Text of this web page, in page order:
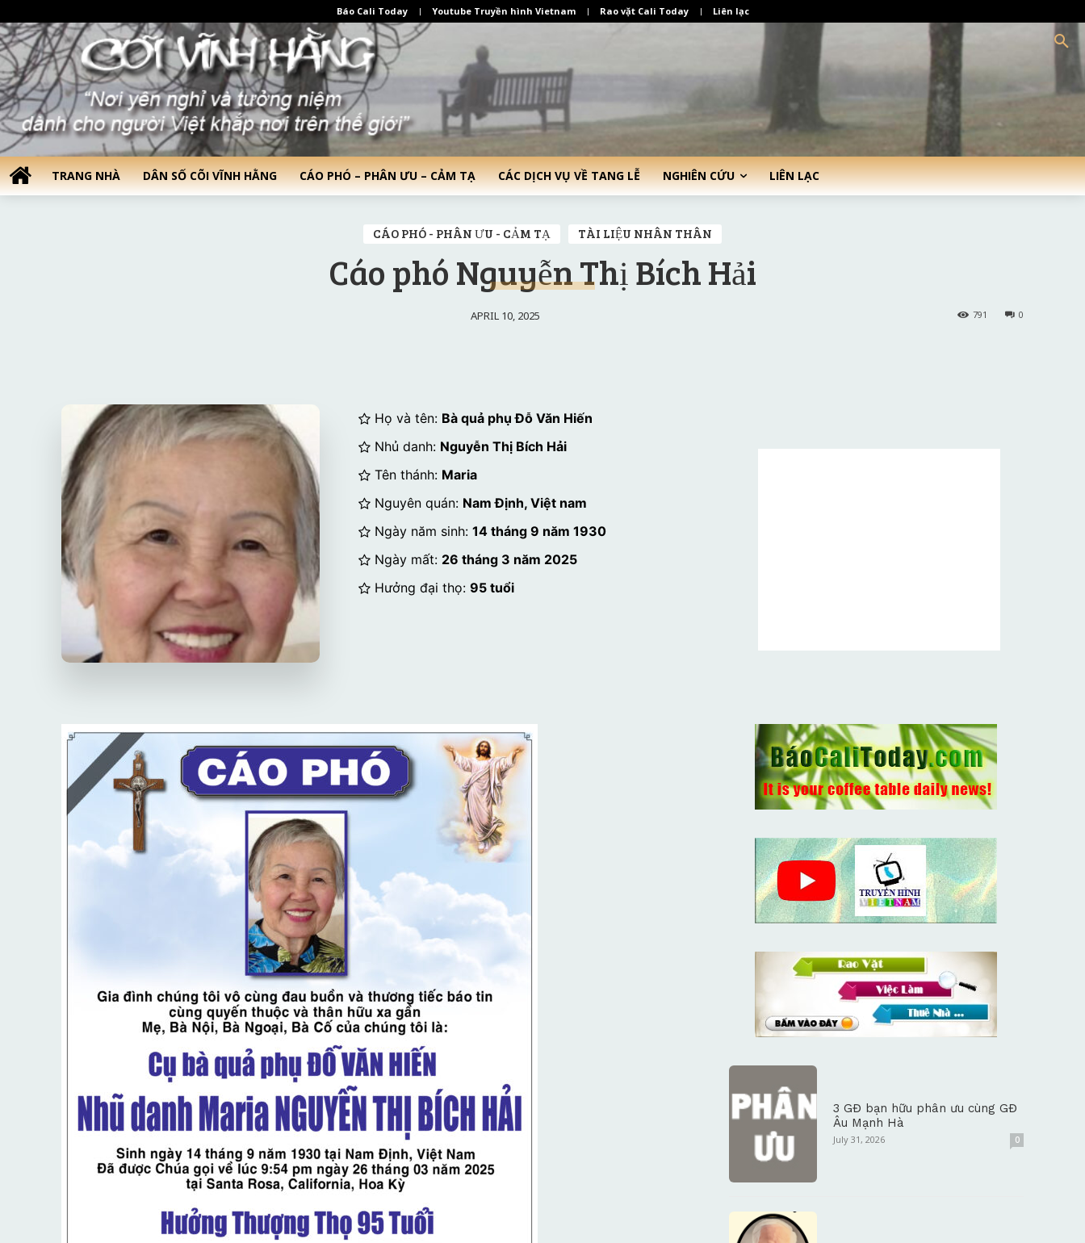
Báo Cali Today Youtube Truyền hình Vietnam Rao vặt Cali Today Liên lạc
TRANG NHÀ DÂN SỐ CÕI VĨNH HẰNG CÁO PHÓ – PHÂN ƯU – CẢM TẠ CÁC DỊCH VỤ VỀ TANG LỄ NGHIÊN CỨU LIÊN LẠC
CÁO PHÓ - PHÂN ƯU - CẢM TẠ TÀI LIỆU NHÂN THÂN
Cáo phó Nguyễn Thị Bích Hải
APRIL 10, 2025 0
791
Họ và tên: Bà quả phụ Đỗ Văn Hiến
Nhủ danh: Nguyễn Thị Bích Hải
Tên thánh: Maria
Nguyên quán: Nam Định, Việt nam
Ngày năm sinh: 14 tháng 9 năm 1930
Ngày mất: 26 tháng 3 năm 2025
Hưởng đại thọ: 95 tuổi
3 GĐ bạn hữu phân ưu cùng GĐ
Âu Mạnh Hà
July 31, 2026 0